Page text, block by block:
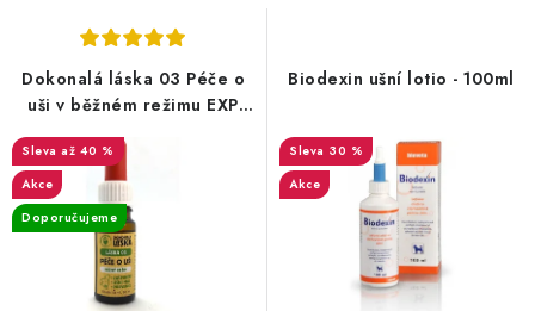
r
d
u
k
t
p
o
d
u
k
Dokonalá láska 03 Péče o
uši v běžném režimu EXP
09/07/2025
až 40 %
Akce
Doporučujeme
Biodexin ušní lotio - 100ml
30 %
Akce